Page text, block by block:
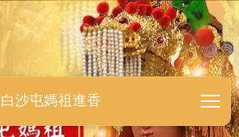
進香全紀錄
沙屯媽祖進香